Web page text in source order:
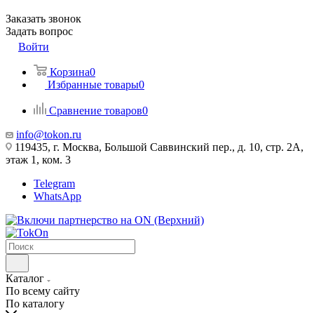
Заказать звонок
Задать вопрос
Войти
Корзина0
Избранные товары0
Сравнение товаров0
info@tokon.ru
119435, г. Москва, Большой Саввинский пер., д. 10, стр. 2А,
этаж 1, ком. 3
Telegram
WhatsApp
Каталог
По всему сайту
По каталогу